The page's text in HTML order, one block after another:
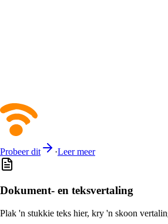
Probeer dit ·Leer meer
Dokument- en teksvertaling
Plak 'n stukkie teks hier, kry 'n skoon